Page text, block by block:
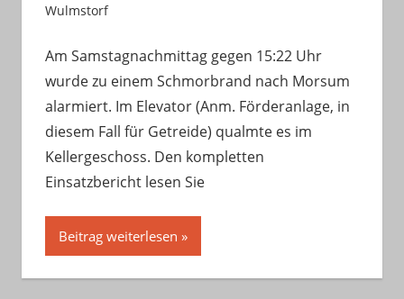
Wulmstorf
Am Samstagnachmittag gegen 15:22 Uhr
wurde zu einem Schmorbrand nach Morsum
alarmiert. Im Elevator (Anm. Förderanlage, in
diesem Fall für Getreide) qualmte es im
Kellergeschoss. Den kompletten
Einsatzbericht lesen Sie
Beitrag weiterlesen